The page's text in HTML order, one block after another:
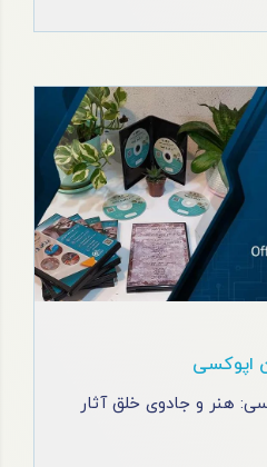
اپوکسی
هنر و جادوی خلق آثار